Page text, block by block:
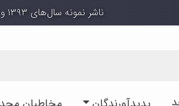
ناشر نمونه سال‌های ۱۳۹۳ و ۱۳۹۴ و ۱۳۹۷ جمهوری اسلامی ایران